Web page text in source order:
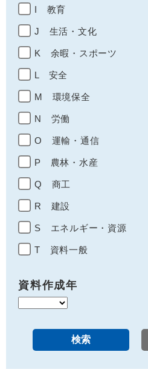
I 教育
J 生活・文化
K 余暇・スポーツ
L 安全
M 環境保全
N 労働
O 運輸・通信
P 農林・水産
Q 商工
R 建設
S エネルギー・資源
T 資料一般
資料作成年